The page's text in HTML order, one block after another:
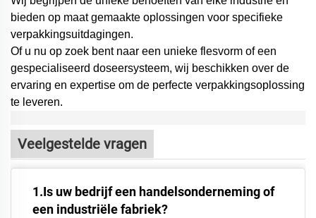
bieden op maat gemaakte oplossingen voor specifieke
verpakkingsuitdagingen.
Of u nu op zoek bent naar een unieke flesvorm of een
gespecialiseerd doseersysteem, wij beschikken over de
ervaring en expertise om de perfecte verpakkingsoplossing
te leveren.
Veelgestelde vragen
1.Is uw bedrijf een handelsonderneming of
een industriële fabriek?